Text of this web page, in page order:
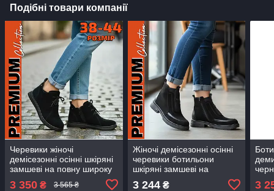
Подібні товари компанії
Черевики жіночі
демісезонні осінні шкіряні
замшеві на повну широку
ногу великого розміру 40
41 42 43 44
3 350 ₴ 3 565 ₴
Жіночі демісезонні осінні
черевики ботильони
шкіряні замшеві на
розмір
3 244₴ 3